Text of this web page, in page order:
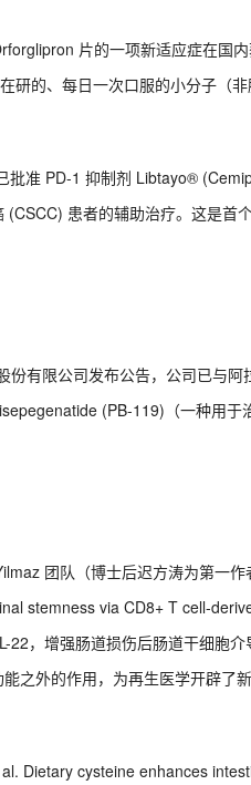
片的一项新适应症在国
研的、每日一次口服的小分子（
批准 PD-1 抑制剂 Libtayo®
患者的辅助治疗。这是首
份有限公司发布公告，公司已与
(PB-119)（一种用于
团队（博士后迟方涛为第一
stemness via CD8+ T cell-
22，增强肠道损伤后肠道干细胞
之外的作用，为再生医学开辟了
Dietary cysteine enhances